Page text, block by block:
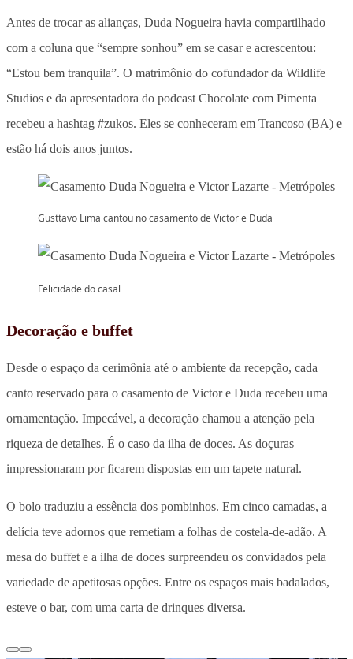
Antes de trocar as alianças, Duda Nogueira havia compartilhado
com a coluna que “sempre sonhou” em se casar e acrescentou:
“Estou bem tranquila”. O matrimônio do cofundador da Wildlife
Studios e da apresentadora do podcast Chocolate com Pimenta
recebeu a hashtag #zukos. Eles se conheceram em Trancoso (BA) e
estão há dois anos juntos.
Gusttavo Lima cantou no casamento de Victor e Duda
Felicidade do casal
Decoração e buffet
Desde o espaço da cerimônia até o ambiente da recepção, cada
canto reservado para o casamento de Victor e Duda recebeu uma
ornamentação. Impecável, a decoração chamou a atenção pela
riqueza de detalhes. É o caso da ilha de doces. As doçuras
impressionaram por ficarem dispostas em um tapete natural.
O bolo traduziu a essência dos pombinhos. Em cinco camadas, a
delícia teve adornos que remetiam a folhas de costela-de-adão. A
mesa do buffet e a ilha de doces surpreendeu os convidados pela
variedade de apetitosas opções. Entre os espaços mais badalados,
esteve o bar, com uma carta de drinques diversa.